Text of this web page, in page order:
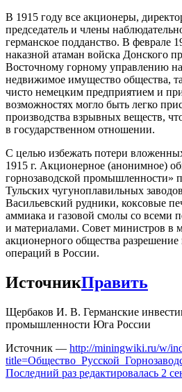
В 1915 году все акционеры,
председатель и члены
германское подданство. В феврале
наказной атаман войска Донского
Восточному горному управлению
недвижимое имущество общества,
чисто немецким предприятием и
возможностях могло быть легко
производства взрывных веществ,
в государственном отношении.
С целью избежать потери
1915 г. Акционерное (анонимное)
горнозаводской промышленности»
Тульских чугуноплавильных
Васильевский рудники, коксовые
аммиака и газовой смолы со всеми
и материалами. Совет министров в
акционерного общества разрешение
операций в России.
ИсточникПравить
Щербаков И. В. Германские
промышленности Юга России
Источник — http://miningwiki.ru/w/
Последний раз редактировалась 2